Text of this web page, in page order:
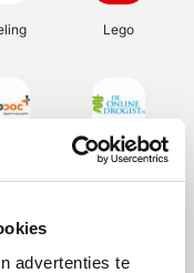
advertenties te
Lego
De Online Drogist